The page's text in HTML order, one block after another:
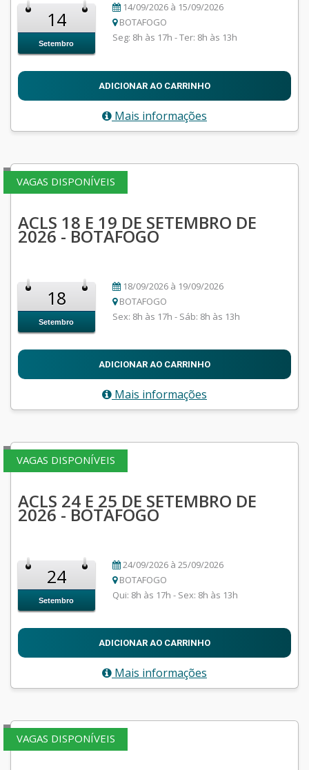
14
Setembro
14/09/2026 à 15/09/2026
BOTAFOGO
Seg: 8h às 17h - Ter: 8h às 13h
ADICIONAR AO CARRINHO
Mais informações
VAGAS DISPONÍVEIS
ACLS 18 E 19 DE SETEMBRO DE
2026 - BOTAFOGO
18
Setembro
18/09/2026 à 19/09/2026
BOTAFOGO
Sex: 8h às 17h - Sáb: 8h às 13h
ADICIONAR AO CARRINHO
Mais informações
VAGAS DISPONÍVEIS
ACLS 24 E 25 DE SETEMBRO DE
2026 - BOTAFOGO
24
Setembro
24/09/2026 à 25/09/2026
BOTAFOGO
Qui: 8h às 17h - Sex: 8h às 13h
ADICIONAR AO CARRINHO
Mais informações
VAGAS DISPONÍVEIS